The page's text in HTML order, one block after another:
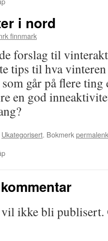
i nord
finnmark
forslag til
tips til hva
går på flere
en god
Ukategorisert. Bokmerk
vil ikke bli publisert.